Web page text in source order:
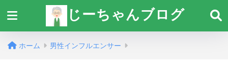
じーちゃんブログ
ホーム 男性インフルエンサー